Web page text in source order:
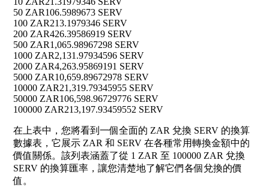
50 ZAR106.5989673 SERV
100 ZAR213.1979346 SERV
200 ZAR426.39586919 SERV
500 ZAR1,065.98967298 SERV
1000 ZAR2,131.97934596 SERV
2000 ZAR4,263.95869191 SERV
5000 ZAR10,659.89672978 SERV
10000 ZAR21,319.79345955 SERV
50000 ZAR106,598.96729776 SERV
100000 ZAR213,197.93459552 SERV
在上表中，您將看到一個全面的 ZAR 兌換 SERV 的換算
數據表，它展示 ZAR 和 SERV 在各種常用轉換金額中的
價值關係。該列表涵蓋了從 1 ZAR 至 100000 ZAR 兌換
SERV 的換算匯率，讓您清楚地了解它們各個兌換的價
值。